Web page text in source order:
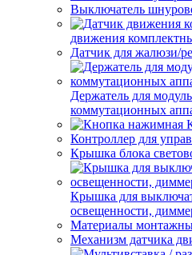
Выключатель
движения
Датчик для жалюзи/
Держатель для
коммутационных
Контроллер для
Крышка блока
Крышка для
освещенности,
Материалы
Механизм датчика